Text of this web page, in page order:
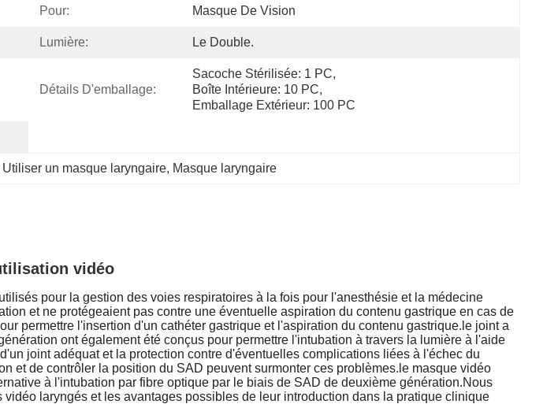
Pour: Masque De Vision
Lumière: Le Double.
Détails D'emballage:
Sacoche Stérilisée: 1 PC,
Boîte Intérieure: 10 PC,
Emballage Extérieur: 100 PC
un masque laryngaire, Masque laryngaire
vidéo
pour la gestion des voies respiratoires à la fois pour l'anesthésie et la médecine
et ne protégeaient pas contre une éventuelle aspiration du contenu gastrique en cas de
permettre l'insertion d'un cathéter gastrique et l'aspiration du contenu gastrique.le joint a
ont également été conçus pour permettre l'intubation à travers la lumière à l'aide
joint adéquat et la protection contre d'éventuelles complications liées à l'échec du
et de contrôler la position du SAD peuvent surmonter ces problèmes.le masque vidéo
à l'intubation par fibre optique par le biais de SAD de deuxième génération.Nous
laryngés et les avantages possibles de leur introduction dans la pratique clinique